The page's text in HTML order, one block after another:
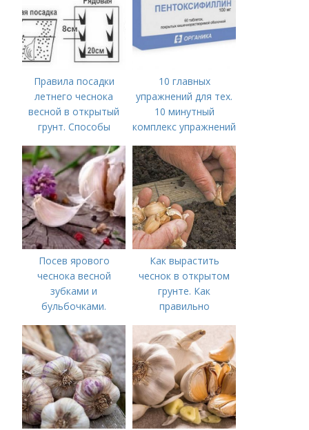
Правила посадки
летнего чеснока
весной в открытый
грунт. Способы
10 главных
упражнений для тех.
10 минутный
комплекс упражнений
времени на спорт
Посев ярового
чеснока весной
зубками и
бульбочками.
посадки озимого
чеснока
Как вырастить
чеснок в открытом
грунте. Как
правильно
открытом грунте